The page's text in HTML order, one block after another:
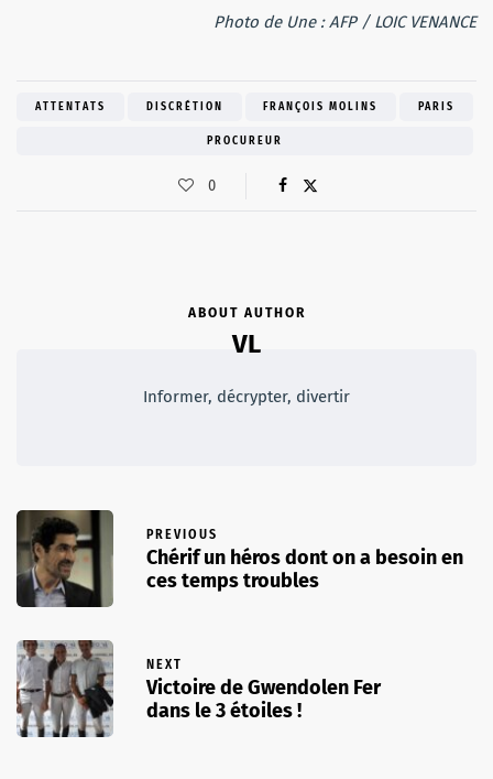
Photo de Une : AFP / LOIC VENANCE
ATTENTATS DISCRÉTION FRANÇOIS MOLINS PARIS
PROCUREUR
0
ABOUT AUTHOR
VL
Informer, décrypter, divertir
PREVIOUS
Chérif un héros dont on a besoin en
ces temps troubles
NEXT
Victoire de Gwendolen Fer
dans le 3 étoiles !